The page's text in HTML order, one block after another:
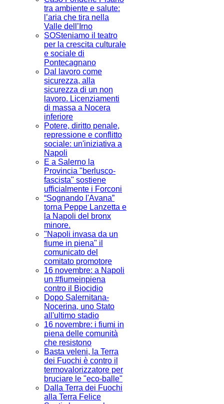
tra ambiente e salute:
l’aria che tira nella
Valle dell’Irno
SOSteniamo il teatro
per la crescita culturale
e sociale di
Pontecagnano
Dal lavoro come
sicurezza, alla
sicurezza di un non
lavoro. Licenziamenti
di massa a Nocera
inferiore
Potere, diritto penale,
repressione e conflitto
sociale: un'iniziativa a
Napoli
E a Salerno la
Provincia "berlusco-
fascista" sostiene
ufficialmente i Forconi
“Sognando l'Avana”
torna Peppe Lanzetta e
la Napoli del bronx
minore.
"Napoli invasa da un
fiume in piena" il
comunicato del
comitato promotore
16 novembre: a Napoli
un #fiumeinpiena
contro il Biocidio
Dopo Salernitana-
Nocerina, uno Stato
all'ultimo stadio
16 novembre: i fiumi in
piena delle comunità
che resistono
Basta veleni, la Terra
dei Fuochi è contro il
termovalorizzatore per
bruciare le "eco-balle"
Dalla Terra dei Fuochi
alla Terra Felice